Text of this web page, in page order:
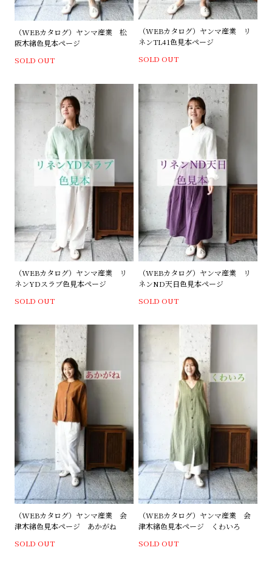
（WEBカタログ）ヤンマ産業 松
阪木綿色見本ページ
SOLD OUT
（WEBカタログ）ヤンマ産業 リ
ネンTL41色見本ページ
SOLD OUT
（WEBカタログ）ヤンマ産業 リ
ネンYDスラブ色見本ページ
SOLD OUT
（WEBカタログ）ヤンマ産業 リ
ネンND天日色見本ページ
SOLD OUT
（WEBカタログ）ヤンマ産業 会
津木綿色見本ページ あかがね
SOLD OUT
（WEBカタログ）ヤンマ産業 会
津木綿色見本ページ くわいろ
SOLD OUT